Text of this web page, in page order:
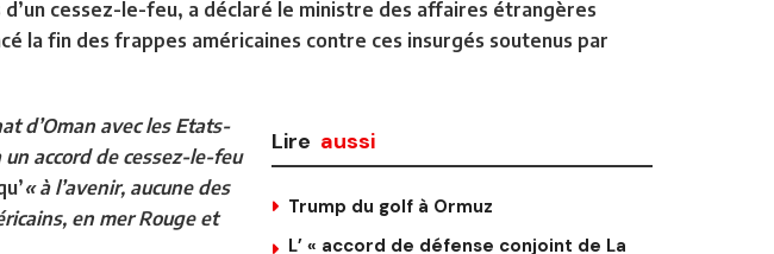
cessez-le-feu, a déclaré le ministre des affaires étrangères
la fin des frappes américaines contre ces insurgés soutenus par
Lire aussi
Trump du golf à Ormuz
L’ « accord de défense conjoint de La
d’Oman avec les Etats-
accord de cessez-le-feu
« à l’avenir, aucune des
en mer Rouge et